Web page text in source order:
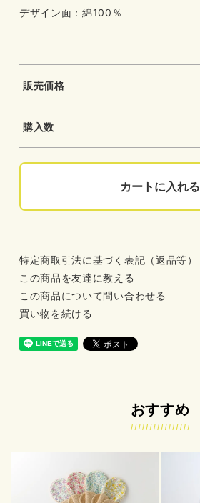
デザイン面：綿100％
販売価格
購入数
カートに入れる
特定商取引法に基づく表記（返品等）
この商品を友達に教える
この商品について問い合わせる
買い物を続ける
おすすめ